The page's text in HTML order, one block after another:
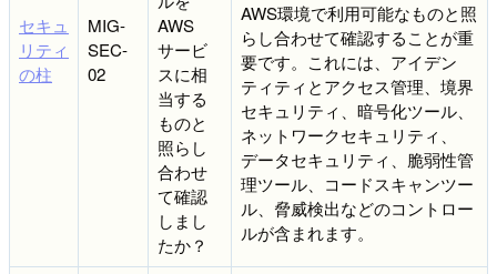
セキュ
リティ
の柱
MIG-
SEC-
02
AWS
サービ
スに相
当する
ものと
照らし
合わせ
て確認
しまし
たか？
AWS環境で利用可能なものと照
らし合わせて確認することが重
要です。これには、アイデン
ティティとアクセス管理、境界
セキュリティ、暗号化ツール、
ネットワークセキュリティ、
データセキュリティ、脆弱性管
理ツール、コードスキャンツー
ル、脅威検出などのコントロー
ルが含まれます。